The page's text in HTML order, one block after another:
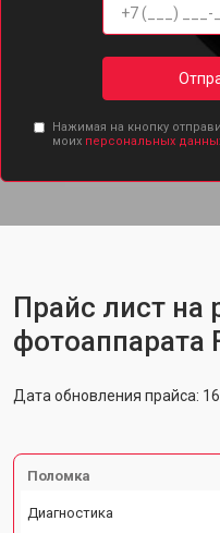
Нажимая на кнопку
моих персональных
Прайс лист на
фотоаппарата
Дата обновления прайса:
Поломка
Диагностика